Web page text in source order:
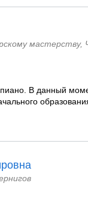
мастерству,
В данный